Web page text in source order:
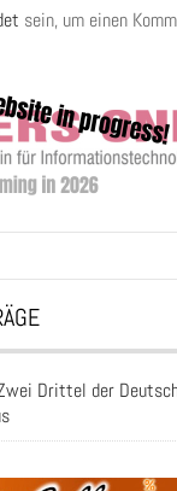
sein, um einen
Drittel der